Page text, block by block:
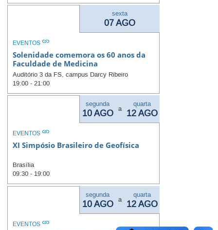
sexta
07 AGO
EVENTOS
Solenidade comemora os 60 anos da
Faculdade de Medicina
Auditório 3 da FS, campus Darcy Ribeiro
19:00 - 21:00
segunda
10 AGO a
quarta
12 AGO
EVENTOS
XI Simpósio Brasileiro de Geofísica
Brasília
09:30 - 19:00
segunda
10 AGO a
quarta
12 AGO
EVENTOS